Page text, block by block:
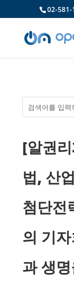
02-581-
[알권
법, 산
첨단전
의 기
과 생